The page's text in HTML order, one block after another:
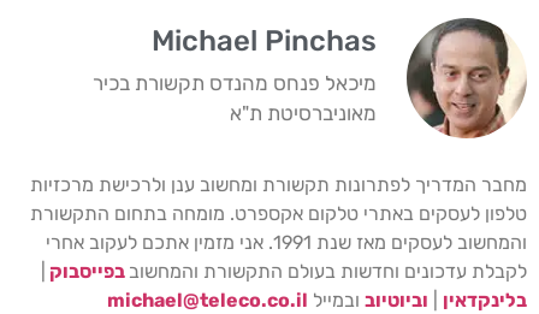
Michael Pinchas
מיכאל פנחס מהנדס תקשורת בכיר
מאוניברסיטת ת"א
מחבר המדריך לפתרונות תקשורת ומחשוב ענן ולרכישת מרכזיות
טלפון לעסקים באתרי טלקום אקספרט. מומחה בתחום התקשורת
והמחשוב לעסקים מאז שנת 1991. אני מזמין אתכם לעקוב אחרי
לקבלת עדכונים וחדשות בעולם התקשורת והמחשוב בפייסבוק
בלינקדאין
וביוטיוב ובמייל michael@teleco.co.il